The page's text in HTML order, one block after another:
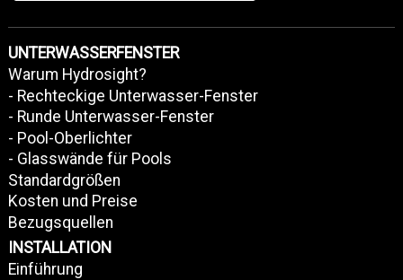
UNTERWASSERFENSTER
Warum Hydrosight?
- Rechteckige Unterwasser-Fenster
- Runde Unterwasser-Fenster
- Pool-Oberlichter
- Glasswände für Pools
Standardgrößen
Kosten und Preise
Bezugsquellen
INSTALLATION
Einführung